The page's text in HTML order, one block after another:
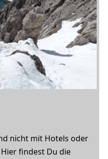
nicht mit Hotels oder
findest Du die